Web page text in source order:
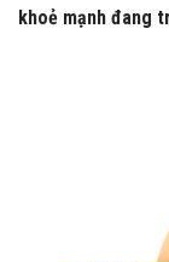
khoẻ mạnh đang